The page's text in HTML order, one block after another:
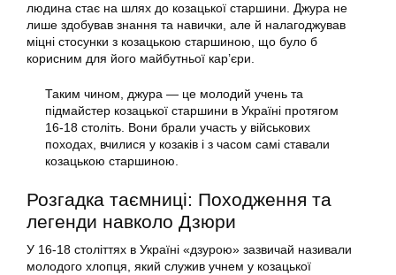
людина стає на шлях до козацької старшини. Джура не
лише здобував знання та навички, але й налагоджував
міцні стосунки з козацькою старшиною, що було б
корисним для його майбутньої кар’єри.
Таким чином, джура — це молодий учень та
підмайстер козацької старшини в Україні протягом
16-18 століть. Вони брали участь у військових
походах, вчилися у козаків і з часом самі ставали
козацькою старшиною.
Розгадка таємниці: Походження та
легенди навколо Дзюри
У 16-18 століттях в Україні «дзурою» зазвичай називали
молодого хлопця, який служив учнем у козацької